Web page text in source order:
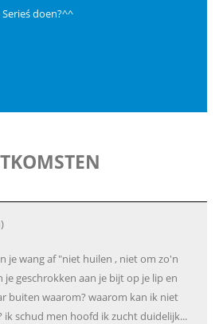
doen?^^
je wang af "niet huilen , niet om zo'n
je geschrokken aan je bijt op je lip en
buiten waarom? waarom kan ik niet
ik schud men hoofd ik zucht duidelijk...